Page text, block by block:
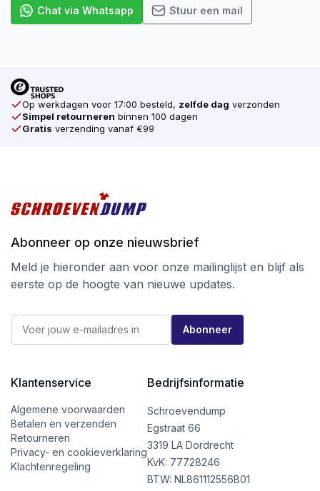
Chat via Whatsapp Stuur een mail
Op werkdagen voor 17:00 besteld, zelfde dag verzonden
Simpel retourneren binnen 100 dagen
Gratis verzending vanaf €99
Abonneer op onze nieuwsbrief
Meld je hieronder aan voor onze mailinglijst en blijf als
eerste op de hoogte van nieuwe updates.
a
E
m
a
i
l
*
E
m
l
Abonneer
Klantenservice
Algemene voorwaarden
Betalen en verzenden
Retourneren
Privacy- en cookieverklaring
Klachtenregeling
Bedrijfsinformatie
Schroevendump
Egstraat 66
3319 LA Dordrecht
KvK: 77728246
BTW: NL861112556B01